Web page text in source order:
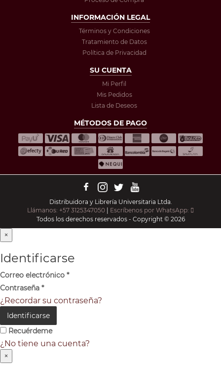
INFORMACIÓN LEGAL
Términos y Condiciones
Tratamiento de Datos
Política de Privacidad
SU CUENTA
Mi Perfil
Mis Pedidos
Lista de Deseos
MÉTODOS DE PAGO
Distribuidora y Librería Universitaria Ltda.
Llámanos: +57 3125347050 | Escríbenos por WhatsApp:
Todos los derechos reservados - Copyright © 2026
×
Identificarse
Correo electrónico *
Contraseña *
¿Recordar su contraseña?
Identificarse
Recuérdeme
¿No tiene una cuenta?
×